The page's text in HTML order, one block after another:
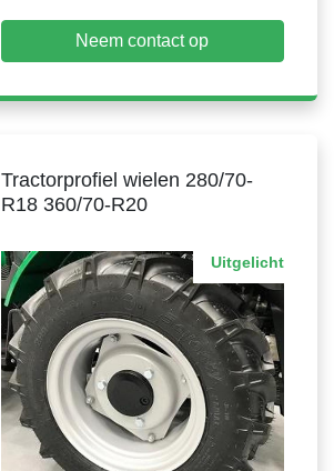
Neem contact op
Tractorprofiel wielen 280/70-
R18 360/70-R20
Uitgelicht